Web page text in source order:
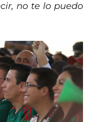
no te lo puedo